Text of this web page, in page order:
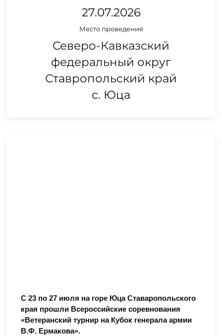
27.07.2026
Место проведения
Северо-Кавказский
федеральный округ
Ставропольский край
с. Юца
С 23 по 27 июля на горе Юца Ставаропольского
края прошли Всероссийские соревнования
«Ветеранский турнир на Кубок генерала армии
В.Ф. Ермакова».